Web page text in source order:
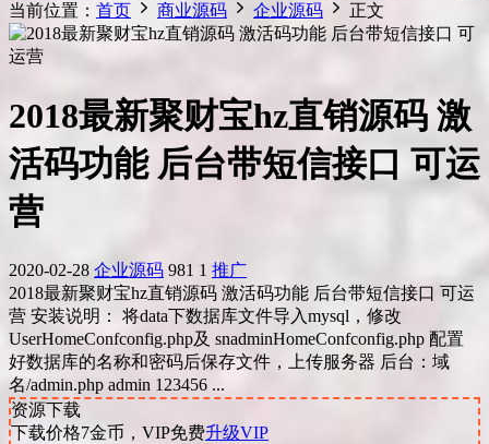
当前位置： 首页 商业源码 企业源码 正文
2018最新聚财宝hz直销源码 激
活码功能 后台带短信接口 可运
营
2020-02-28 企业源码 981 1 推广
2018最新聚财宝hz直销源码 激活码功能 后台带短信接口 可运
营 安装说明： 将data下数据库文件导入mysql，修改
UserHomeConfconfig.php及 snadminHomeConfconfig.php 配置
好数据库的名称和密码后保存文件，上传服务器 后台：域
名/admin.php admin 123456 ...
资源下载
下载价格7金币，VIP免费升级VIP